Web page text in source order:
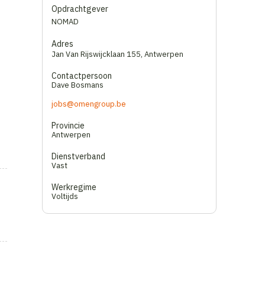
Opdrachtgever
NOMAD
Adres
Jan Van Rijswijcklaan 155, Antwerpen
Contactpersoon
Dave Bosmans
jobs@omengroup.be
Provincie
Antwerpen
Dienstverband
Vast
Werkregime
Voltijds